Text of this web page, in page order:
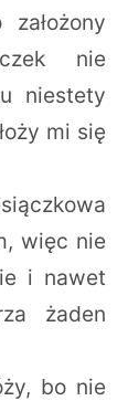
nie
niestety
mi się
więc nie
i nawet
żaden
bo nie